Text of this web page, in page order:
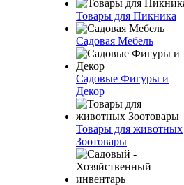
Товары для Пикника
Садовая Мебель
Садовые Фигуры и
Декор
Товары для животных
Зоотовары